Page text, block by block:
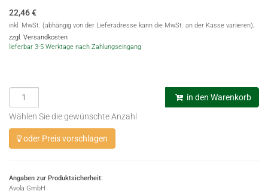
22,46€
inkl. MwSt. (abhängig von der Lieferadresse kann die MwSt. an der Kasse variieren),
zzgl. Versandkosten
lieferbar 3-5 Werktage nach Zahlungseingang
in den Warenkorb
Wählen Sie die gewünschte Anzahl
oder Preis vorschlagen
Angaben zur Produktsicherheit:
Avola GmbH